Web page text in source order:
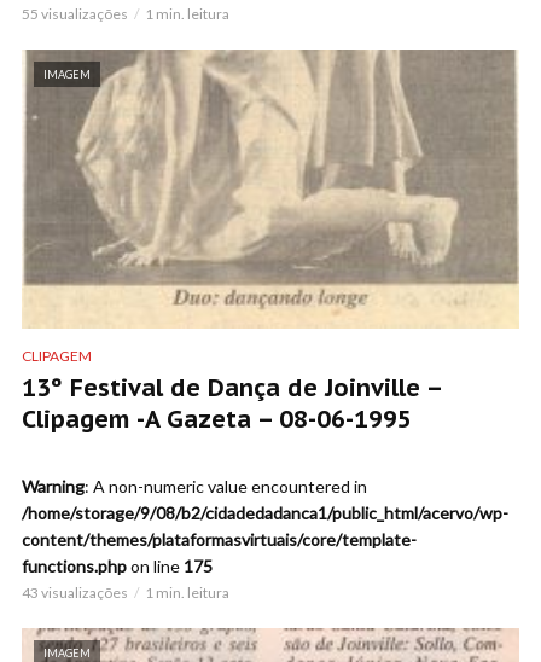
55 visualizações 1 min. leitura
IMAGEM
CLIPAGEM
13º Festival de Dança de Joinville –
Clipagem -A Gazeta – 08-06-1995
Warning: A non-numeric value encountered in
/home/storage/9/08/b2/cidadedadanca1/public_html/acervo/wp-
content/themes/plataformasvirtuais/core/template-
functions.phpon line 175
43 visualizações 1 min. leitura
IMAGEM